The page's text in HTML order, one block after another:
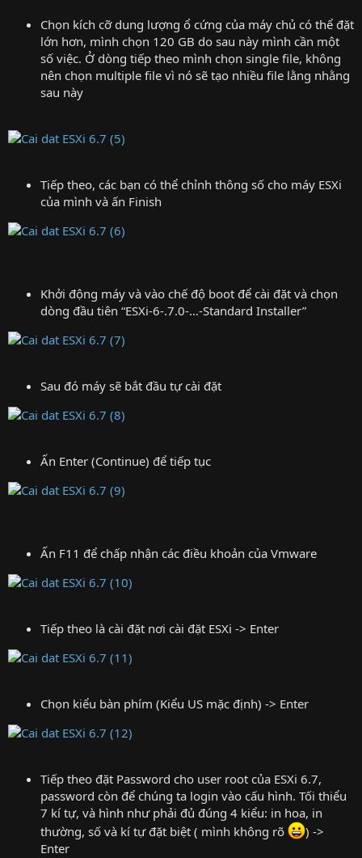
Chọn kích cỡ dung lượng ổ cứng của máy chủ có thể đặt
lớn hơn, mình chọn 120 GB do sau này mình cần một
số việc. Ở dòng tiếp theo mình chọn single file, không
nên chọn multiple file vì nó sẽ tạo nhiều file lằng nhằng
sau này
Tiếp theo, các bạn có thể chỉnh thông số cho máy ESXi
của mình và ấn Finish
Khởi động máy và vào chế độ boot để cài đặt và chọn
dòng đầu tiên “ESXi-6-.7.0-…-Standard Installer”
Sau đó máy sẽ bắt đầu tự cài đặt
Ấn Enter (Continue) để tiếp tục
Ấn F11 để chấp nhận các điều khoản của Vmware
Tiếp theo là cài đặt nơi cài đặt ESXi -> Enter
Chọn kiểu bàn phím (Kiểu US mặc định) -> Enter
Tiếp theo đặt Password cho user root của ESXi 6.7,
password còn để chúng ta login vào cấu hình. Tối thiểu
7 kí tự, và hình như phải đủ đúng 4 kiểu: in hoa, in
thường, số và kí tự đặt biệt ( mình không rõ
) ->
Enter